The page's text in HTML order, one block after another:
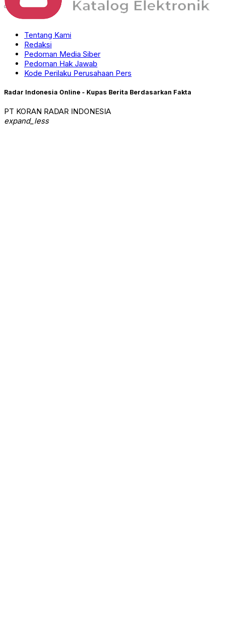
Tentang Kami
Redaksi
Pedoman Media Siber
Pedoman Hak Jawab
Kode Perilaku Perusahaan Pers
Radar Indonesia Online - Kupas Berita Berdasarkan Fakta
PT KORAN RADAR INDONESIA
expand_less